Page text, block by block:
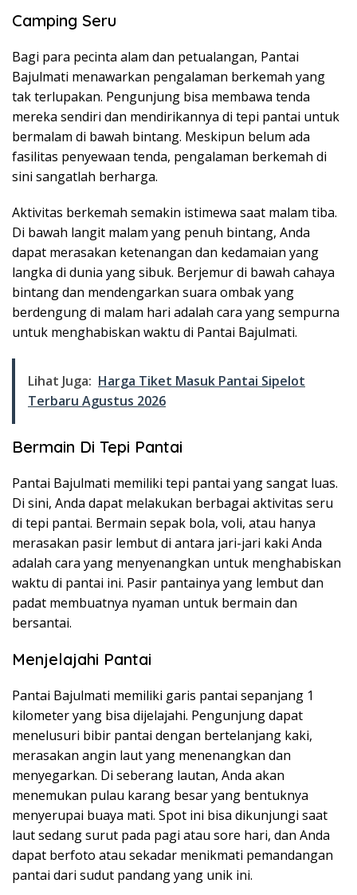
Camping Seru
Bagi para pecinta alam dan petualangan, Pantai
Bajulmati menawarkan pengalaman berkemah yang
tak terlupakan. Pengunjung bisa membawa tenda
mereka sendiri dan mendirikannya di tepi pantai untuk
bermalam di bawah bintang. Meskipun belum ada
fasilitas penyewaan tenda, pengalaman berkemah di
sini sangatlah berharga.
Aktivitas berkemah semakin istimewa saat malam tiba.
Di bawah langit malam yang penuh bintang, Anda
dapat merasakan ketenangan dan kedamaian yang
langka di dunia yang sibuk. Berjemur di bawah cahaya
bintang dan mendengarkan suara ombak yang
berdengung di malam hari adalah cara yang sempurna
untuk menghabiskan waktu di Pantai Bajulmati.
Lihat Juga: Harga Tiket Masuk Pantai Sipelot
Terbaru Agustus 2026
Bermain Di Tepi Pantai
Pantai Bajulmati memiliki tepi pantai yang sangat luas.
Di sini, Anda dapat melakukan berbagai aktivitas seru
di tepi pantai. Bermain sepak bola, voli, atau hanya
merasakan pasir lembut di antara jari-jari kaki Anda
adalah cara yang menyenangkan untuk menghabiskan
waktu di pantai ini. Pasir pantainya yang lembut dan
padat membuatnya nyaman untuk bermain dan
bersantai.
Menjelajahi Pantai
Pantai Bajulmati memiliki garis pantai sepanjang 1
kilometer yang bisa dijelajahi. Pengunjung dapat
menelusuri bibir pantai dengan bertelanjang kaki,
merasakan angin laut yang menenangkan dan
menyegarkan. Di seberang lautan, Anda akan
menemukan pulau karang besar yang bentuknya
menyerupai buaya mati. Spot ini bisa dikunjungi saat
laut sedang surut pada pagi atau sore hari, dan Anda
dapat berfoto atau sekadar menikmati pemandangan
pantai dari sudut pandang yang unik ini.